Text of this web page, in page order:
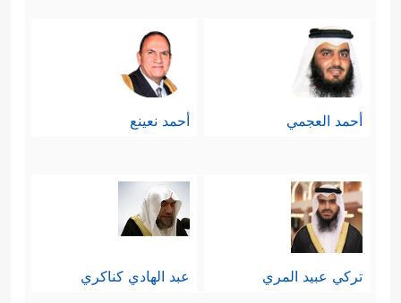
أحمد العجمي أحمد نعينع
تركي عبيد المري عبد الهادي كناكري